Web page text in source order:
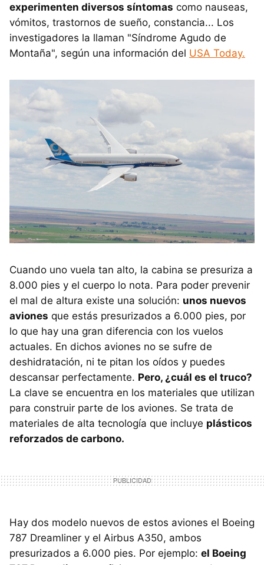
experimenten diversos síntomas como nauseas,
vómitos, trastornos de sueño, constancia... Los
investigadores la llaman "Síndrome Agudo de
Montaña", según una información del USA Today.
Cuando uno vuela tan alto, la cabina se presuriza a
8.000 pies y el cuerpo lo nota. Para poder prevenir
el mal de altura existe una solución: unos nuevos
aviones que estás presurizados a 6.000 pies, por
lo que hay una gran diferencia con los vuelos
actuales. En dichos aviones no se sufre de
deshidratación, ni te pitan los oídos y puedes
descansar perfectamente. Pero, ¿cuál es el truco?
La clave se encuentra en los materiales que utilizan
para construir parte de los aviones. Se trata de
materiales de alta tecnología que incluye plásticos
reforzados de carbono.
Hay dos modelo nuevos de estos aviones el Boeing
787 Dreamliner y el Airbus A350, ambos
presurizados a 6.000 pies. Por ejemplo: el Boeing